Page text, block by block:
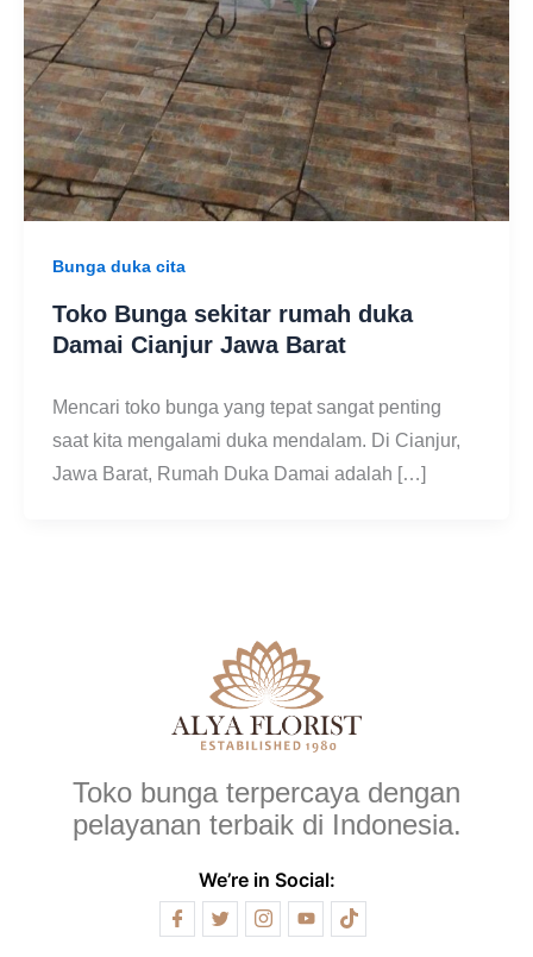
Bunga duka cita
Toko Bunga sekitar rumah duka
Damai Cianjur Jawa Barat
Mencari toko bunga yang tepat sangat penting
saat kita mengalami duka mendalam. Di Cianjur,
Jawa Barat, Rumah Duka Damai adalah […]
Toko bunga terpercaya dengan
pelayanan terbaik di Indonesia.
We’re in Social: